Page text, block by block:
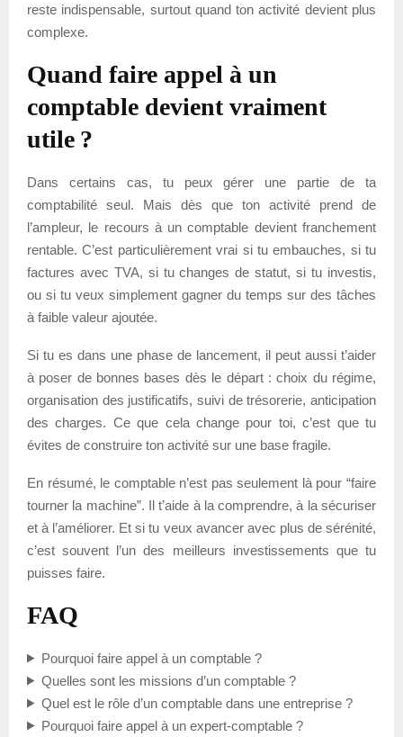
reste indispensable, surtout quand ton activité devient plus
complexe.
Quand faire appel à un
comptable devient vraiment
utile ?
Dans certains cas, tu peux gérer une partie de ta
comptabilité seul. Mais dès que ton activité prend de
l’ampleur, le recours à un comptable devient franchement
rentable. C’est particulièrement vrai si tu embauches, si tu
factures avec TVA, si tu changes de statut, si tu investis,
ou si tu veux simplement gagner du temps sur des tâches
à faible valeur ajoutée.
Si tu es dans une phase de lancement, il peut aussi t’aider
à poser de bonnes bases dès le départ : choix du régime,
organisation des justificatifs, suivi de trésorerie, anticipation
des charges. Ce que cela change pour toi, c’est que tu
évites de construire ton activité sur une base fragile.
En résumé, le comptable n’est pas seulement là pour “faire
tourner la machine”. Il t’aide à la comprendre, à la sécuriser
et à l’améliorer. Et si tu veux avancer avec plus de sérénité,
c’est souvent l’un des meilleurs investissements que tu
puisses faire.
FAQ
Pourquoi faire appel à un comptable ?
Quelles sont les missions d’un comptable ?
Quel est le rôle d’un comptable dans une entreprise ?
Pourquoi faire appel à un expert-comptable ?